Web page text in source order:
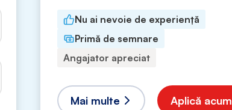
Nu ai nevoie de experiență
Primă de semnare
Angajator apreciat
Mai multe Aplică acum